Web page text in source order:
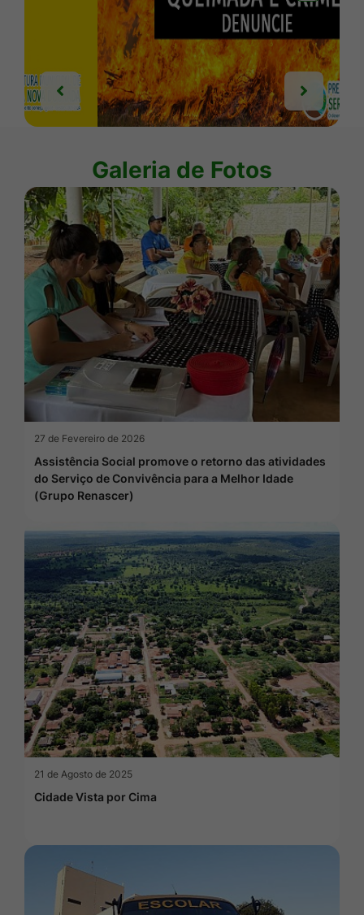
Anterior
Anterior Próxima
Seção Galeria de Fotos
Galeria de Fotos
27 de Fevereiro de 2026
Assistência Social promove o retorno das atividades
do Serviço de Convivência para a Melhor Idade
(Grupo Renascer)
21 de Agosto de 2025
Cidade Vista por Cima